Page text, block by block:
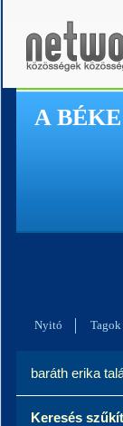
A
Nyitó Tagok
baráth erika
Keresés